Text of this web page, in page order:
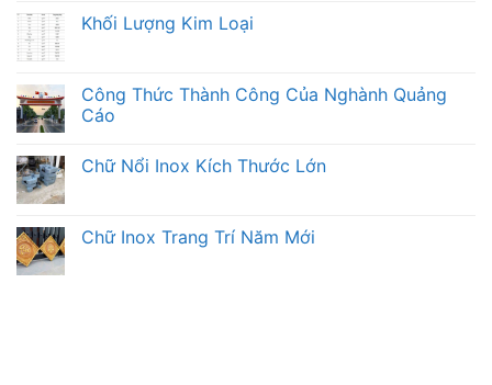
Khối Lượng Kim Loại
Công Thức Thành Công Của Nghành Quảng
Cáo
Chữ Nổi Inox Kích Thước Lớn
Chữ Inox Trang Trí Năm Mới